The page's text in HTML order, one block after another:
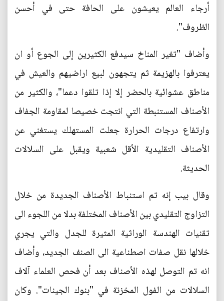
أرجاء العالم يعيشون على الحافة حتى في أحسن
الظروف".
وأضاف "تغير المناخ سيدفع الكثيرين إلى الجوع أو ان
يعترفوا بالهزيمة ثم يتجهون لبيع اراضيهم والعيش في
مناطق عشوائية بالحضر إلا إذا تلقوا دعما"، والكثير من
الأصناف المستنبطة التي انتجت خصيصا لمقاومة الجفاف
وارتفاع درجات الحرارة جعلت المستهلك يستغني عن
الأصناف التقليدية الأقل شعبية ويقبل على السلالات
الحديثة.
وقال بيب إنه تم استنباط الأصناف الجديدة من خلال
التزاوج التقليدي بين الأصناف المختلفة بدلا من اللجوء الى
تقنيات الهندسة الوراثية المثيرة للجدل والتي يجري
خلالها نقل صفات اصطناعية الى الصنف الجديد، وأضاف
انه تم التوصل لهذه الأصناف بعد أن فحص العلماء آلاف
السلالات من الفول المخزنة في "بنوك الجينات". وكان